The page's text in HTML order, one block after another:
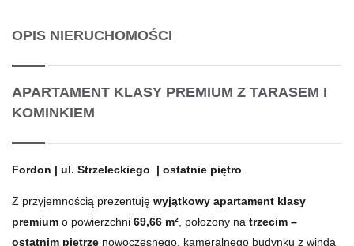
OPIS NIERUCHOMOŚCI
APARTAMENT KLASY PREMIUM Z TARASEM I
KOMINKIEM
Fordon | ul. Strzeleckiego | ostatnie piętro
Z przyjemnością prezentuję wyjątkowy apartament klasy
premium o powierzchni 69,66 m², położony na trzecim –
ostatnim piętrze nowoczesnego, kameralnego budynku z windą